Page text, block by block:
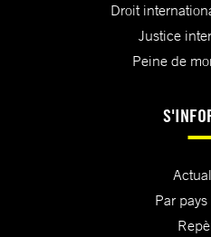
Droit
Justice
Peine de
Par